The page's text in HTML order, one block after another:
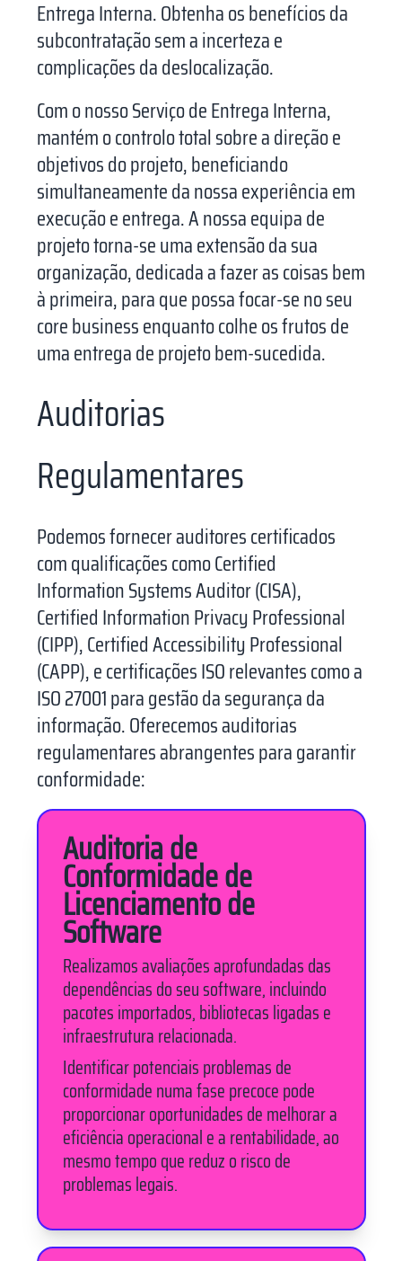
Entrega Interna. Obtenha os benefícios da
subcontratação sem a incerteza e
complicações da deslocalização.
Com o nosso Serviço de Entrega Interna,
mantém o controlo total sobre a direção e
objetivos do projeto, beneficiando
simultaneamente da nossa experiência em
execução e entrega. A nossa equipa de
projeto torna-se uma extensão da sua
organização, dedicada a fazer as coisas bem
à primeira, para que possa focar-se no seu
core business enquanto colhe os frutos de
uma entrega de projeto bem-sucedida.
Auditorias
Regulamentares
Podemos fornecer auditores certificados
com qualificações como Certified
Information Systems Auditor (CISA),
Certified Information Privacy Professional
(CIPP), Certified Accessibility Professional
(CAPP), e certificações ISO relevantes como a
ISO 27001 para gestão da segurança da
informação. Oferecemos auditorias
regulamentares abrangentes para garantir
conformidade:
Auditoria de
Conformidade de
Licenciamento de
Software
Realizamos avaliações aprofundadas das
dependências do seu software, incluindo
pacotes importados, bibliotecas ligadas e
infraestrutura relacionada.
Identificar potenciais problemas de
conformidade numa fase precoce pode
proporcionar oportunidades de melhorar a
eficiência operacional e a rentabilidade, ao
mesmo tempo que reduz o risco de
problemas legais.